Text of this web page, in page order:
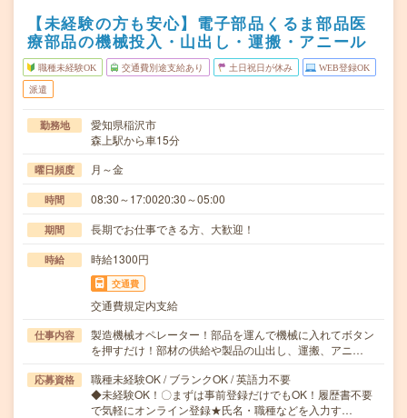
【未経験の方も安心】電子部品くるま部品医
療部品の機械投入・山出し・運搬・アニール
職種未経験OK 交通費別途支給あり 土日祝日が休み WEB登録OK
派遣
勤務地
愛知県稲沢市
森上駅から車15分
曜日頻度 月～金
時間 08:30～17:0020:30～05:00
期間 長期でお仕事できる方、大歓迎！
時給 時給1300円
交通費
交通費規定内支給
仕事内容
製造機械オペレーター！部品を運んで機械に入れてボタン
を押すだけ！部材の供給や製品の山出し、運搬、アニ…
応募資格
職種未経験OK / ブランクOK / 英語力不要
◆未経験OK！〇まずは事前登録だけでもOK！履歴書不要
で気軽にオンライン登録★氏名・職種などを入力す…